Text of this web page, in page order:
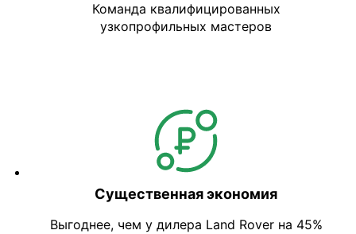
Команда квалифицированных
узкопрофильных мастеров
Существенная экономия
Выгоднее, чем у дилера Land Rover на 45%